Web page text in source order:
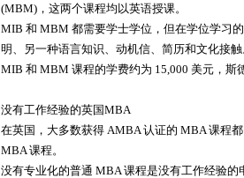
(MBM)，这两个课程均以英语授课。
MIB 和 MBM 都需要学士学位，但在学位学习
明、另一种语言知识、动机信、简历和文化接触
MIB 和 MBM 课程的学费约为 15,000 美元，斯
没有工作经验的英国MBA
在英国，大多数获得 AMBA 认证的 MBA 课程
MBA 课程。
没有专业化的普通 MBA 课程是没有工作经验的